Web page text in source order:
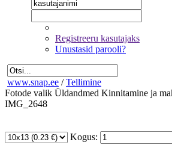
Registreeru kasutajaks
Unustasid parooli?
www.snap.ee / Tellimine
Fotode valik Üldandmed Kinnitamine ja
IMG_2648
Kogus: